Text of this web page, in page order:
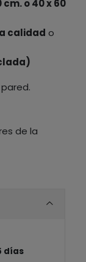
cm. o 40 x 60
calidad o
de la
días